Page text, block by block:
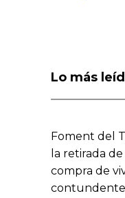
Lo más
Foment del
la retirada
compra de
contundente